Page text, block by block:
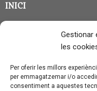
Gestionar
les
Per oferir les millors
per emmagatzemar i/o
consentiment a aquestes
INICI
CLASSE EN GRUP
QUI SOC?
CONTACTE